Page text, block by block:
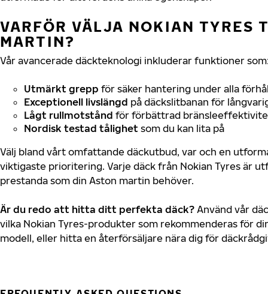
VARFÖR VÄLJA NOKIAN TYRES
MARTIN?
Vår avancerade däckteknologi inkluderar funktioner
Utmärkt grepp för säker hantering under alla
Exceptionell livslängd på däckslitbanan för
Lågt rullmotstånd för förbättrad
Nordisk testad tålighet som du kan lita på
Välj bland vårt omfattande däckutbud, var och en
viktigaste prioritering. Varje däck från Nokian Tyres är
prestanda som din Aston martin behöver.
Är du redo att hitta ditt perfekta däck? Använd vår
vilka Nokian Tyres-produkter som rekommenderas för
modell, eller hitta en återförsäljare nära dig för